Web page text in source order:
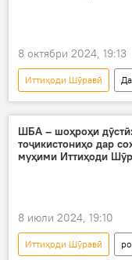
8 октябри 2024, 19:13
Иттиҳоди Шӯравӣ
дастовард
Эмомалӣ Раҳмон
ШБА – шоҳроҳи
тоҷикистониҳо дар
муҳими Иттиҳоди
8 июли 2024, 19:10
Иттиҳоди Шӯравӣ